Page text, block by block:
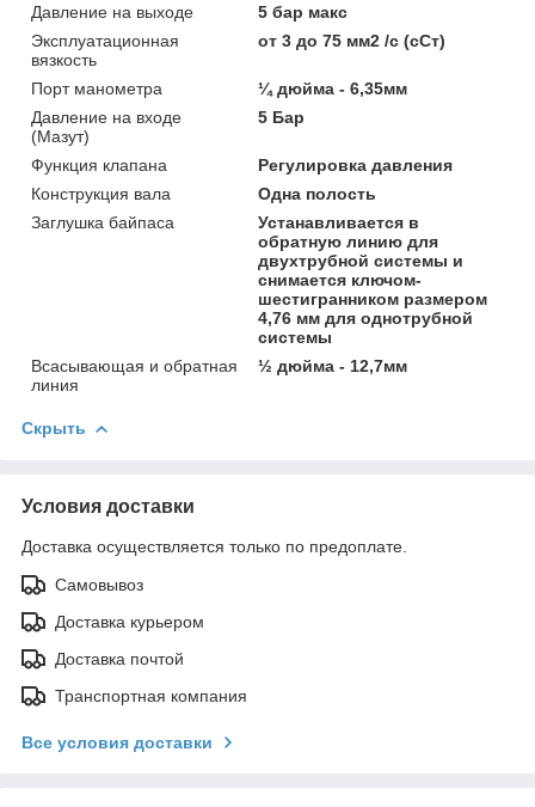
Давление на выходе
5 бар макс
Эксплуатационная
вязкость
от 3 до 75 мм2 /с (сСт)
Порт манометра
¼ дюйма - 6,35мм
Давление на входе
(Мазут)
5 Бар
Функция клапана
Регулировка давления
Конструкция вала
Одна полость
Заглушка байпаса
Устанавливается в
обратную линию для
двухтрубной системы и
снимается ключом-
шестигранником размером
4,76 мм для однотрубной
системы
Всасывающая и обратная
линия
½ дюйма - 12,7мм
Скрыть
Условия доставки
Доставка осуществляется только по предоплате.
Самовывоз
Доставка курьером
Доставка почтой
Транспортная компания
Все условия доставки